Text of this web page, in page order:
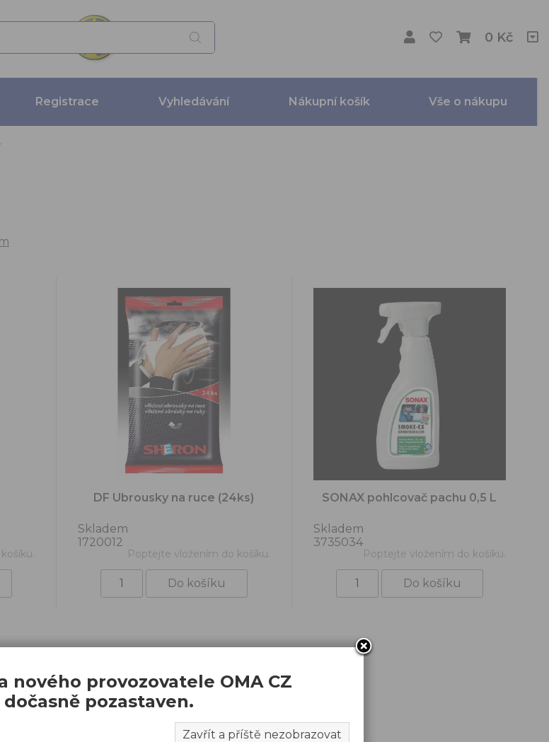
0 Kč
Registrace Vyhledávání Nákupní košík Vše o nákupu
DF Ubrousky na ruce (24ks)
Skladem
1720012
Poptejte vložením do košíku.
SONAX pohlcovač pachu 0,5 L
Skladem
3735034
Poptejte vložením do košíku.
nového provozovatele OMA CZ
pozastaven.
Zavřít a příště nezobrazovat